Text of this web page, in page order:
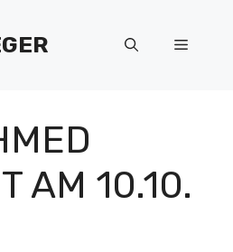
Menü
AM 10.10.